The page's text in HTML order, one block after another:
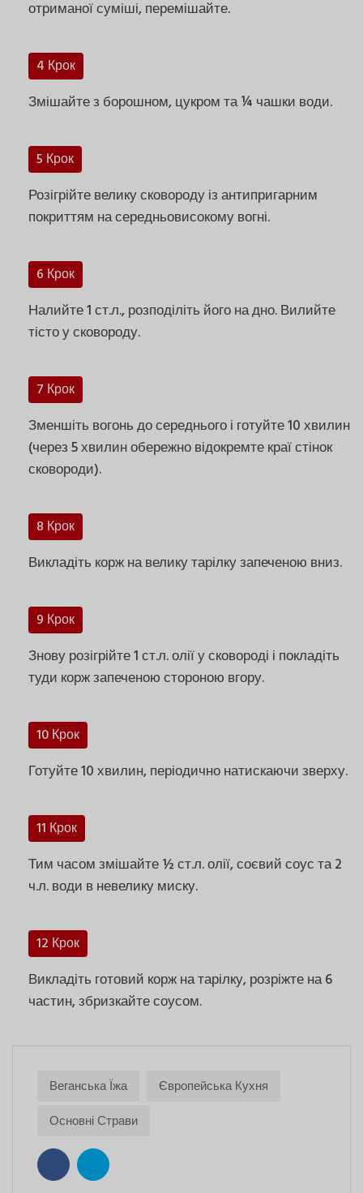
отриманої суміші, перемішайте.
4 Крок
Змішайте з борошном, цукром та ¼ чашки води.
5 Крок
Розігрійте велику сковороду із антипригарним
покриттям на середньовисокому вогні.
6 Крок
Налийте 1 ст.л., розподіліть його на дно. Вилийте
тісто у сковороду.
7 Крок
Зменшіть вогонь до середнього і готуйте 10 хвилин
(через 5 хвилин обережно відокремте краї стінок
сковороди).
8 Крок
Викладіть корж на велику тарілку запеченою вниз.
9 Крок
Знову розігрійте 1 ст.л. олії у сковороді і покладіть
туди корж запеченою стороною вгору.
10 Крок
Готуйте 10 хвилин, періодично натискаючи зверху.
11 Крок
Тим часом змішайте ½ ст.л. олії, соєвий соус та 2
ч.л. води в невелику миску.
12 Крок
Викладіть готовий корж на тарілку, розріжте на 6
частин, збризкайте соусом.
Веганська Їжа
Європейська Кухня
Основні Страви